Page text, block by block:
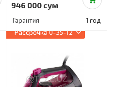
946 000 сум
Гарантия 1 год
Рассрочка0-35-12